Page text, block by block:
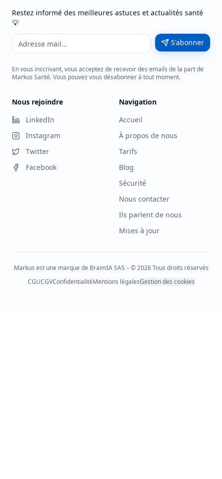
Restez informé des meilleures astuces et actualités santé
💡
S'abonner
En vous inscrivant, vous acceptez de recevoir des emails de la part de
Markus Santé. Vous pouvez vous désabonner à tout moment.
Nous rejoindre
LinkedIn
Instagram
Twitter
Facebook
Navigation
Accueil
À propos de nous
Tarifs
Blog
Sécurité
Nous contacter
Ils parlent de nous
Mises à jour
Markus est une marque de BraimIA SAS – © 2026 Tous droits réservés
CGUCGVConfidentialitéMentions légalesGestion des cookies